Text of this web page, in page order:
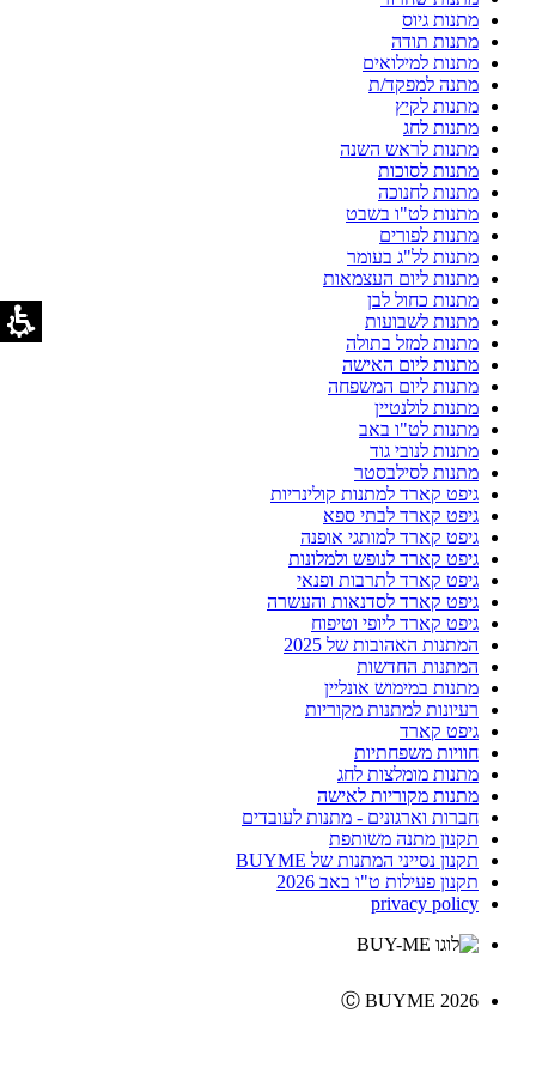
מתנות גיוס
מתנות תודה
מתנות למילואים
מתנה למפקד/ת
מתנות לקיץ
מתנות לחג
מתנות לראש השנה
מתנות לסוכות
מתנות לחנוכה
מתנות לט"ו בשבט
מתנות לפורים
מתנות לל"ג בעומר
מתנות ליום העצמאות
מתנות כחול לבן
מתנות לשבועות
מתנות למזל בתולה
מתנות ליום האישה
מתנות ליום המשפחה
מתנות לולנטיין
מתנות לט"ו באב
מתנות לנובי גוד
מתנות לסילבסטר
גיפט קארד למתנות קולינריות
גיפט קארד לבתי ספא
גיפט קארד למותגי אופנה
גיפט קארד לנופש ולמלונות
גיפט קארד לתרבות ופנאי
גיפט קארד לסדנאות והעשרה
גיפט קארד ליופי וטיפוח
המתנות האהובות של 2025
המתנות החדשות
מתנות במימוש אונליין
רעיונות למתנות מקוריות
גיפט קארד
חוויות משפחתיות
מתנות מומלצות לחג
מתנות מקוריות לאישה
חברות וארגונים - מתנות לעובדים
תקנון מתנה משותפת
תקנון נסייני המתנות של BUYME
תקנון פעילות ט"ו באב 2026
privacy policy
Ⓒ BUYME 2026